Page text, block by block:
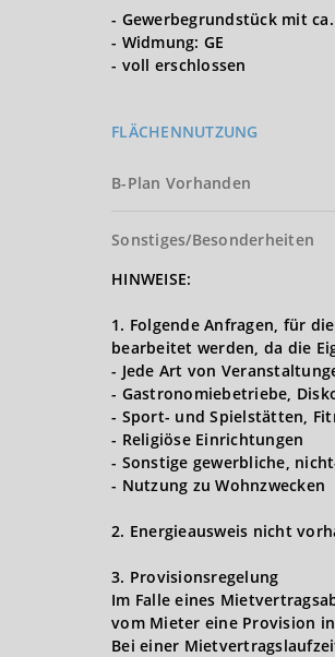
- Gewerbegrundstück mit ca.
- Widmung: GE
- voll erschlossen
FLÄCHENNUTZUNG
B-Plan Vorhanden
Sonstiges/Besonderheiten
HINWEISE:
1. Folgende Anfragen, für
bearbeitet werden, da die
- Jede Art von
- Gastronomiebetriebe,
- Sport- und Spielstätten,
- Religiöse Einrichtungen
- Sonstige gewerbliche,
- Nutzung zu Wohnzwecken
2. Energieausweis nicht
3. Provisionsregelung
Im Falle eines
vom Mieter eine Provision
Bei einer